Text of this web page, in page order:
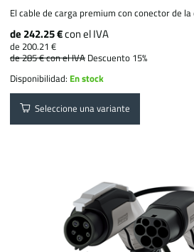
El cable de carga premium con conector de
de 242.25 €con el IVA
de 200.21 €
de 285 €con el IVA Descuento 15%
Disponibilidad: En stock
Seleccione una variante